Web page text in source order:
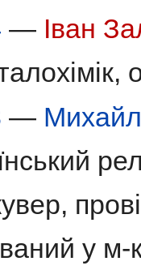
— Іван
—
у м-